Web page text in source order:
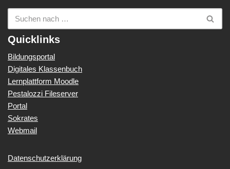
Quicklinks
Bildungsportal
Digitales Klassenbuch
Lernplattform Moodle
Pestalozzi Fileserver
Portal
Sokrates
Webmail
Datenschutzerklärung